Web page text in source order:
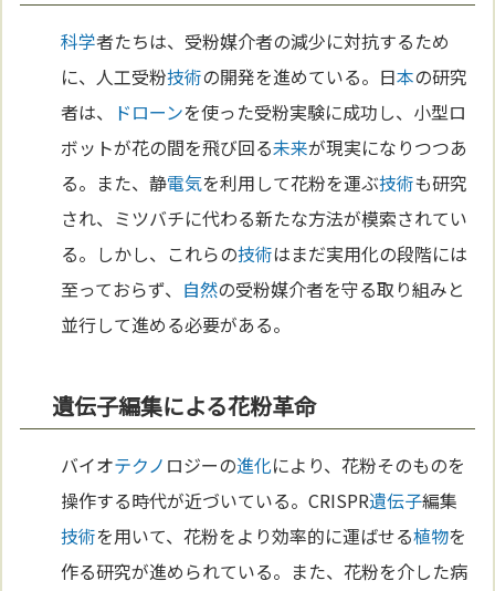
科学者たちは、受粉媒介者の減少に対抗するため
に、人工受粉技術の開発を進めている。日本の研究
者は、
ドローンを使った受粉実験に成功し、小型ロ
ボットが花の間を飛び回る未来が現実になりつつあ
る。また、静電気を利用して花粉を運ぶ技術も研究
され、ミツバチに代わる新たな方法が模索されてい
る。しかし、これらの技術はまだ実用化の段階には
至っておらず、 自然の受粉媒介者を守る取り組みと
並行して進める必要がある。
遺伝子編集による花粉革命
バイオテクノ ロジーの進化により、花粉そのものを
操作する時代が近づいている。CRISPR遺伝子編集
技術を用いて、花粉をより効率的に運ばせる植物を
作る研究が進められている。また、花粉を介した病